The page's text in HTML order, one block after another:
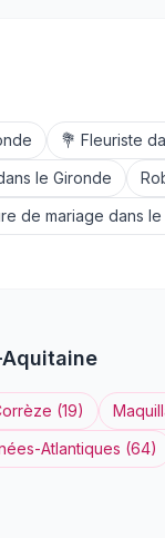
💐 Fleuriste
le Gironde
de mariage dans le
(19)
Atlantiques (64)